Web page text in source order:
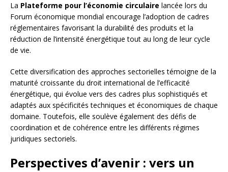
La Plateforme pour l’économie circulaire lancée lors du
Forum économique mondial encourage l’adoption de cadres
réglementaires favorisant la durabilité des produits et la
réduction de l’intensité énergétique tout au long de leur cycle
de vie.
Cette diversification des approches sectorielles témoigne de la
maturité croissante du droit international de l’efficacité
énergétique, qui évolue vers des cadres plus sophistiqués et
adaptés aux spécificités techniques et économiques de chaque
domaine. Toutefois, elle soulève également des défis de
coordination et de cohérence entre les différents régimes
juridiques sectoriels.
Perspectives d’avenir : vers un